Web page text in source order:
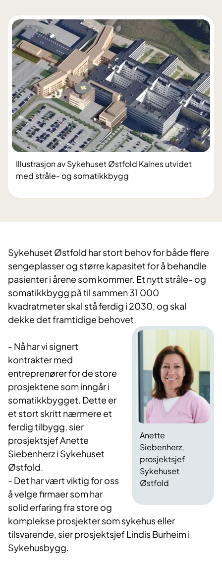
Illustrasjon av Sykehuset Østfold Kalnes utvidet
med stråle- og somatikkbygg
Sykehuset Østfold har stort behov for både flere
sengeplasser og større kapasitet for å behandle
pasienter i årene som kommer. Et nytt stråle- og
somatikkbygg på til sammen 31 000
kvadratmeter skal stå ferdig i 2030, og skal
dekke det framtidige behovet.
Anette
Siebenherz,
prosjektsjef
Sykehuset
Østfold
- Nå har vi signert
kontrakter med
entreprenører for de store
prosjektene som inngår i
somatikkbygget. Dette er
et stort skritt nærmere et
ferdig tilbygg, sier
prosjektsjef Anette
Siebenherz i Sykehuset
Østfold.
- Det har vært viktig for oss
å velge firmaer som har
solid erfaring fra store og
komplekse prosjekter som sykehus eller
tilsvarende, sier prosjektsjef Lindis Burheim i
Sykehusbygg.